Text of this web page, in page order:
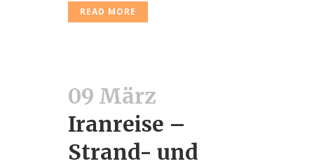
READ MORE
09 März
Iranreise –
Strand- und